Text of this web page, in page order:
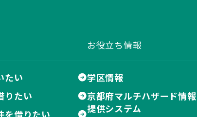
たい
りたい
を借りたい
お役立ち情報
学区情報
京都府マルチハザード情報
提供システム